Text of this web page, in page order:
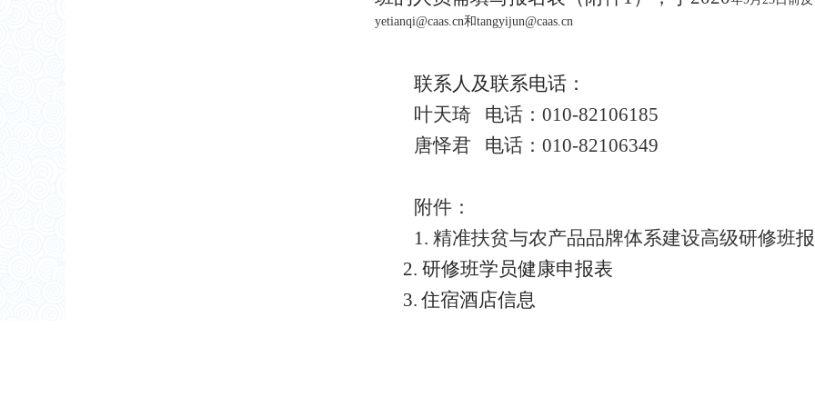
yetianqi@caas.cn和tangyijun@caas.cn
联系人及联系电话：
叶天琦 电话：010-82106185
唐怿君 电话：010-82106349
附件：
1. 精准扶贫与农产品品牌体系建设高级研修班
2.研修班学员健康申报表
3. 住宿酒店信息